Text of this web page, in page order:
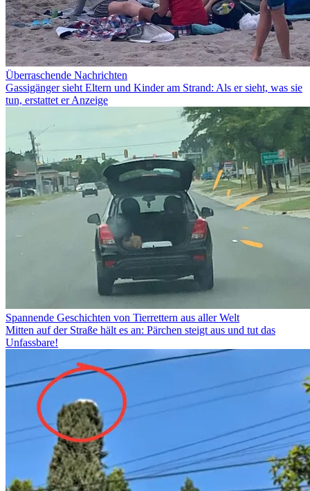
Überraschende Nachrichten
Gassigänger sieht Eltern und Kinder am Strand: Als er sieht, was sie
tun, erstattet er Anzeige
Spannende Geschichten von Tierrettern aus aller Welt
Mitten auf der Straße hält es an: Pärchen steigt aus und tut das
Unfassbare!